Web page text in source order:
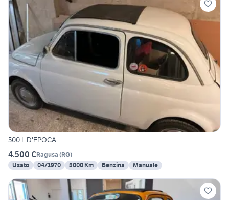
500 L D'EPOCA
4.500 €Ragusa (RG)
Usato
04/1970 5000 Km Benzina Manuale